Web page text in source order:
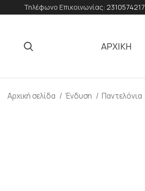
Τηλέφωνο Επικοινωνίας: 2310574217
ΑΡΧΙΚΗ
Αρχική σελίδα Ένδυση Παντελόνια